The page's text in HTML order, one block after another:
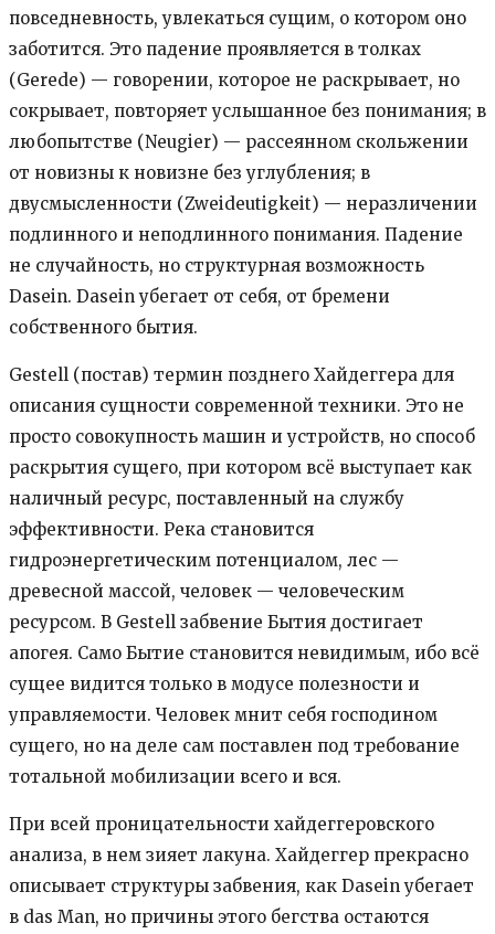
повседневность, увлекаться сущим, о котором оно
заботится. Это падение проявляется в толках
(Gerede) — говорении, которое не раскрывает, но
сокрывает, повторяет услышанное без понимания; в
любопытстве (Neugier) — рассеянном скольжении
от новизны к новизне без углубления; в
двусмысленности (Zweideutigkeit) — неразличении
подлинного и неподлинного понимания. Падение
не случайность, но структурная возможность
Dasein. Dasein убегает от себя, от бремени
собственного бытия.
Gestell (постав) термин позднего Хайдеггера для
описания сущности современной техники. Это не
просто совокупность машин и устройств, но способ
раскрытия сущего, при котором всё выступает как
наличный ресурс, поставленный на службу
эффективности. Река становится
гидроэнергетическим потенциалом, лес —
древесной массой, человек — человеческим
ресурсом. В Gestell забвение Бытия достигает
апогея. Само Бытие становится невидимым, ибо всё
сущее видится только в модусе полезности и
управляемости. Человек мнит себя господином
сущего, но на деле сам поставлен под требование
тотальной мобилизации всего и вся.
При всей проницательности хайдеггеровского
анализа, в нем зияет лакуна. Хайдеггер прекрасно
описывает структуры забвения, как Dasein убегает
в das Man, но причины этого бегства остаются